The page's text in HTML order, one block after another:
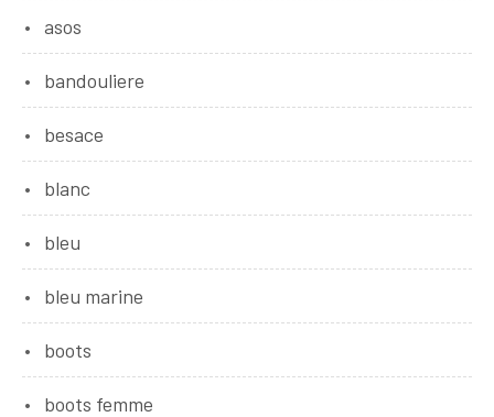
asos
bandouliere
besace
blanc
bleu
bleu marine
boots
boots femme